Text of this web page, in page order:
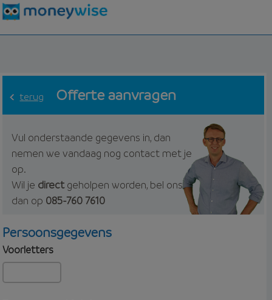
terug Offerte aanvragen
Vul onderstaande gegevens in, dan
nemen we vandaag nog contact met je
op.
Wil je directgeholpen worden, bel ons
dan op 085-760 7610
Persoonsgegevens
Voorletters